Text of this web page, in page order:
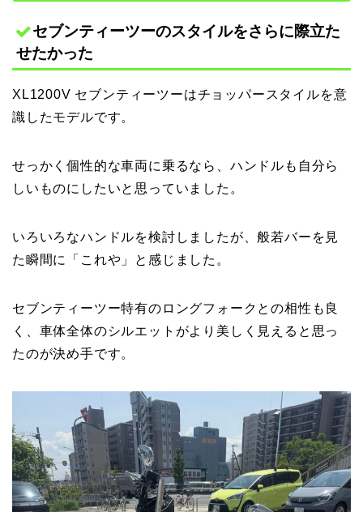
セブンティーツーのスタイルをさらに際立た
せたかった
XL1200V セブンティーツーはチョッパースタイルを意
識したモデルです。
せっかく個性的な車両に乗るなら、ハンドルも自分ら
しいものにしたいと思っていました。
いろいろなハンドルを検討しましたが、般若バーを見
た瞬間に「これや」と感じました。
セブンティーツー特有のロングフォークとの相性も良
く、車体全体のシルエットがより美しく見えると思っ
たのが決め手です。